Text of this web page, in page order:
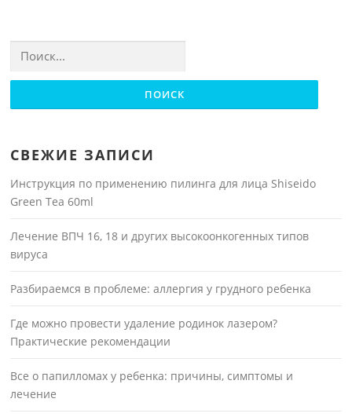
СВЕЖИЕ ЗАПИСИ
Инструкция по применению пилинга для лица Shiseido
Green Tea 60ml
Лечение ВПЧ 16, 18 и других высокоонкогенных типов
вируса
Разбираемся в проблеме: аллергия у грудного ребенка
Где можно провести удаление родинок лазером?
Практические рекомендации
Все о папилломах у ребенка: причины, симптомы и
лечение